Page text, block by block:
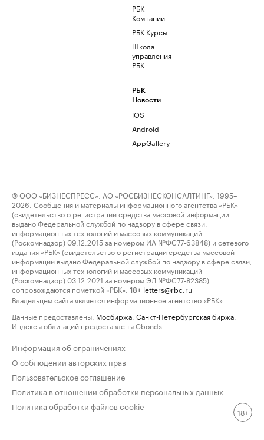
РБК
Компании
РБК Курсы
Школа
управления
РБК
РБК
Новости
iOS
Android
AppGallery
© ООО «БИЗНЕСПРЕСС», АО «РОСБИЗНЕСКОНСАЛТИНГ», 1995–
2026. Сообщения и материалы информационного агентства «РБК»
(свидетельство о регистрации средства массовой информации
выдано Федеральной службой по надзору в сфере связи,
информационных технологий и массовых коммуникаций
(Роскомнадзор) 09.12.2015 за номером ИА №ФС77-63848) и сетевого
издания «РБК» (свидетельство о регистрации средства массовой
информации выдано Федеральной службой по надзору в сфере связи,
информационных технологий и массовых коммуникаций
(Роскомнадзор) 03.12.2021 за номером ЭЛ №ФС77-82385)
сопровождаются пометкой «РБК».
18+ letters@rbc.ru
Владельцем сайта является информационное агентство «РБК».
Данные предоставлены: Мосбиржа Санкт-Петербургская биржа
Индексы облигаций предоставлены Cbonds.
Информация об ограничениях
О соблюдении авторских прав
Пользовательское соглашение
Политика в отношении обработки персональных данных
Политика обработки файлов cookie
18+